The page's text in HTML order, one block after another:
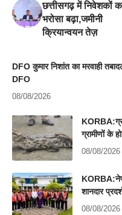
छत्तीसगढ़ में निवेशकों
भरोसा बढ़ा,जमीनी
क्रियान्वयन तेज़
DFO कुमार निशांत का मरवाही
DFO
08/08/2026
ग्रामीणों के
08/08/2026
शानदार
08/08/2026